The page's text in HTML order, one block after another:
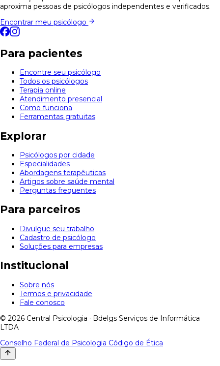
aproxima pessoas de psicólogos independentes e verificados.
Encontrar meu psicólogo
Para pacientes
Encontre seu psicólogo
Todos os psicólogos
Terapia online
Atendimento presencial
Como funciona
Ferramentas gratuitas
Explorar
Psicólogos por cidade
Especialidades
Abordagens terapêuticas
Artigos sobre saúde mental
Perguntas frequentes
Para parceiros
Divulgue seu trabalho
Cadastro de psicólogo
Soluções para empresas
Institucional
Sobre nós
Termos e privacidade
Fale conosco
© 2026 Central Psicologia · Bdelgs Serviços de Informática
LTDA
Conselho Federal de Psicologia Código de Ética